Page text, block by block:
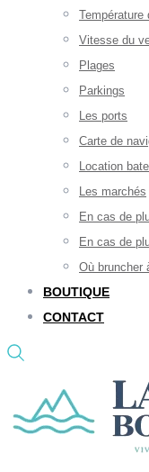
Température
Vitesse du
Plages
Parkings
Les ports
Carte de
Location
Les marchés
En cas de
En cas de
Où bruncher
BOUTIQUE
CONTACT